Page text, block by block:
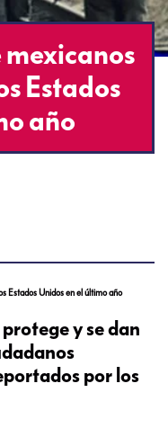
mexicanos
Estados
año
Estados Unidos en el último año
y se dan
por los